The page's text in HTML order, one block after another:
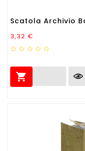
Scatola Archivio
Prezzo
3,32 €
